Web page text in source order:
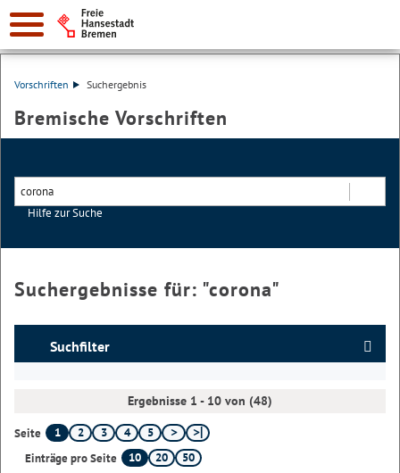
Vorschriften Suchergebnis
Bremische Vorschriften
Hilfe zur Suche
Suchergebnisse für: "corona"
Suchfilter
Ergebnisse 1 - 10 von (48)
Seite 1 2 3 4
5
Einträge pro Seite
10 20 50